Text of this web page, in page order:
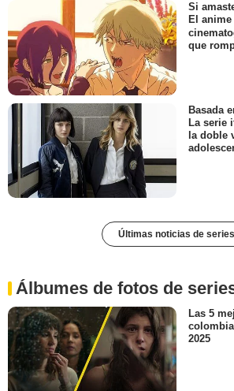
Si
El
que
Basada
La serie
la doble
Últimas noticias de series
Álbumes de fotos de
Las 5
2025